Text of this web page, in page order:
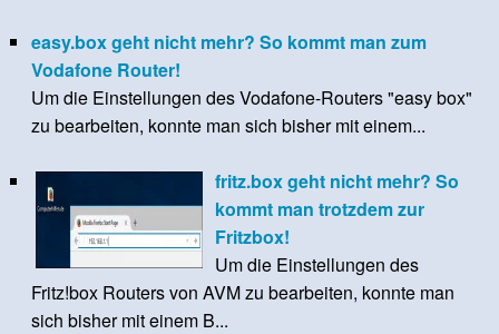
easy.box geht nicht mehr? So kommt man zum
Vodafone Router!
Um die Einstellungen des Vodafone-Routers "easy box"
zu bearbeiten, konnte man sich bisher mit einem...
fritz.box geht nicht mehr? So
kommt man trotzdem zur
Fritzbox!
Um die Einstellungen des
Fritz!box Routers von AVM zu bearbeiten, konnte man
sich bisher mit einem B...